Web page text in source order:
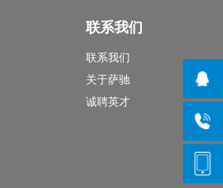
联系我们
联系我们
关于萨驰
诚聘英才